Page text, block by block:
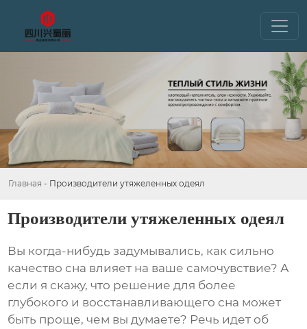
Главная - Производители утяжеленных одеял
Производители утяжеленных одеял
Вы когда-нибудь задумывались, как сильно
качество сна влияет на ваше самочувствие? А
если я скажу, что решение для более
глубокого и восстанавливающего сна может
быть проще, чем вы думаете? Речь идет об